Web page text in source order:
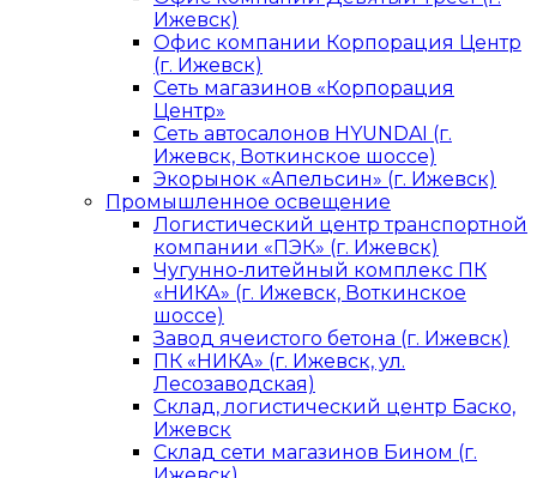
Ижевск)
Офис компании Корпорация Центр
(г. Ижевск)
Сеть магазинов «Корпорация
Центр»
Сеть автосалонов HYUNDAI (г.
Ижевск, Воткинское шоссе)
Экорынок «Апельсин» (г. Ижевск)
Промышленное освещение
Логистический центр транспортной
компании «ПЭК» (г. Ижевск)
Чугунно-литейный комплекс ПК
«НИКА» (г. Ижевск, Воткинское
шоссе)
Завод ячеистого бетона (г. Ижевск)
ПК «НИКА» (г. Ижевск, ул.
Лесозаводская)
Склад, логистический центр Баско,
Ижевск
Склад сети магазинов Бином (г.